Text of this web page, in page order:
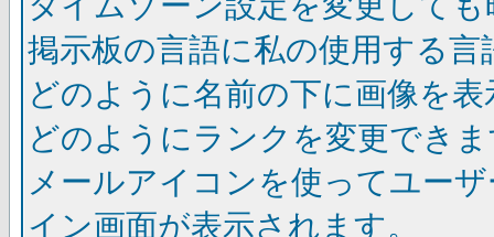
掲示板の言語に私の使用する
どのように名前の下に画像を
どのようにランクを変更でき
メールアイコンを使ってユー
イン画面が表示されます。